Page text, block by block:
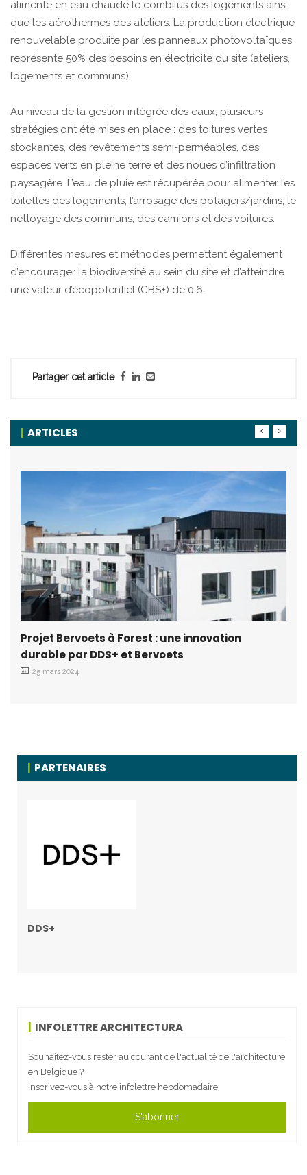
alimente en eau chaude le combilus des logements ainsi
que les aérothermes des ateliers. La production électrique
renouvelable produite par les panneaux photovoltaïques
représente 50% des besoins en électricité du site (ateliers,
logements et communs).
Au niveau de la gestion intégrée des eaux, plusieurs
stratégies ont été mises en place : des toitures vertes
stockantes, des revêtements semi-perméables, des
espaces verts en pleine terre et des noues d’infiltration
paysagère. L’eau de pluie est récupérée pour alimenter les
toilettes des logements, l’arrosage des potagers/jardins, le
nettoyage des communs, des camions et des voitures.
Différentes mesures et méthodes permettent également
d’encourager la biodiversité au sein du site et d’atteindre
une valeur d’écopotentiel (CBS+) de 0,6.
Partager cet article
ARTICLES
Projet Bervoets à Forest : une innovation
durable par DDS+ et Bervoets
25 mars 2024
PARTENAIRES
DDS+
INFOLETTRE ARCHITECTURA
Souhaitez-vous rester au courant de l'actualité de l'architecture
en Belgique ?
Inscrivez-vous à notre infolettre hebdomadaire.
S'abonner